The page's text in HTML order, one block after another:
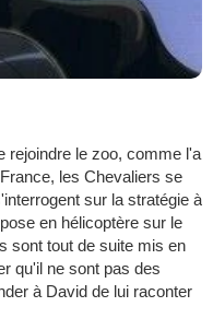
rejoindre le zoo, comme l'a
les Chevaliers se
sur la stratégie à
en hélicoptère sur le
sont tout de suite mis en
qu'il ne sont pas des
à David de lui raconter